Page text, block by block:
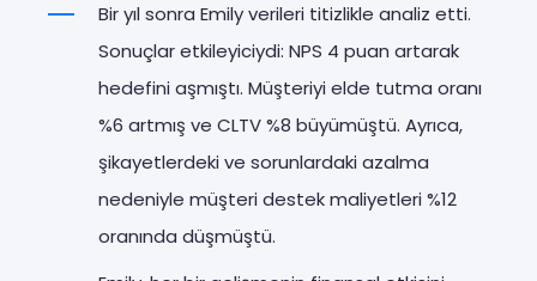
Bir yıl sonra Emily verileri titizlikle analiz etti.
Sonuçlar etkileyiciydi: NPS 4 puan artarak
hedefini aşmıştı. Müşteriyi elde tutma oranı
%6 artmış ve CLTV %8 büyümüştü. Ayrıca,
şikayetlerdeki ve sorunlardaki azalma
nedeniyle müşteri destek maliyetleri %12
oranında düşmüştü.